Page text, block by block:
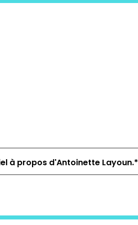
à propos d'Antoinette Layoun.*